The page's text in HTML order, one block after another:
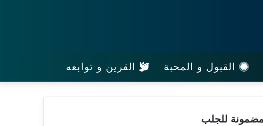
القبول و المحبة القرين و توابعه